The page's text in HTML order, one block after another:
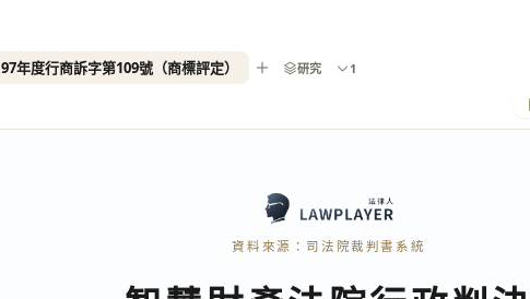
資料來源：司法院裁判書系統
97年度行商訴字第109號（商標評定） 研究 1